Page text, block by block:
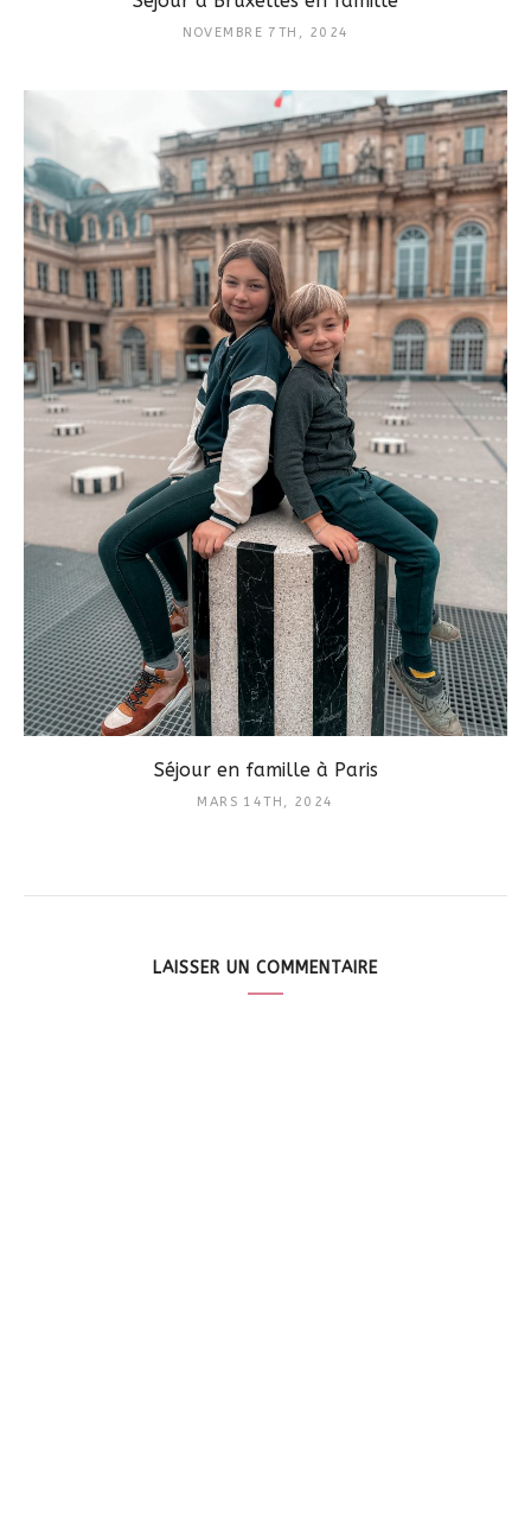
NOVEMBRE 7TH, 2024
Séjour en famille à Paris
MARS 14TH, 2024
LAISSER UN COMMENTAIRE